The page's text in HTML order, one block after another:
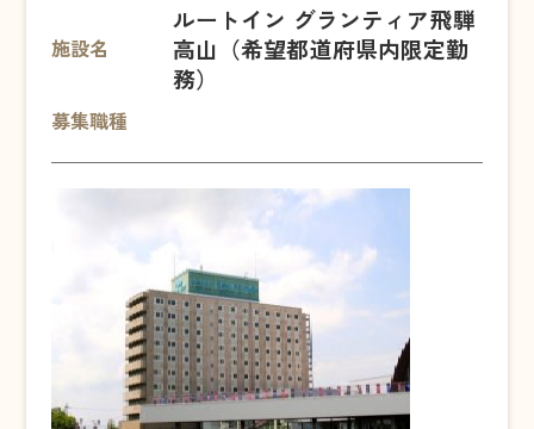
施設名
ルートイン グランティア飛騨
高山（希望都道府県内限定勤
務）
募集職種